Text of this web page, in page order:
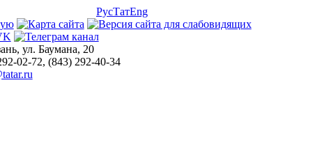
РусТатEng
ул. Баумана, 20
02-72, (843) 292-40-34